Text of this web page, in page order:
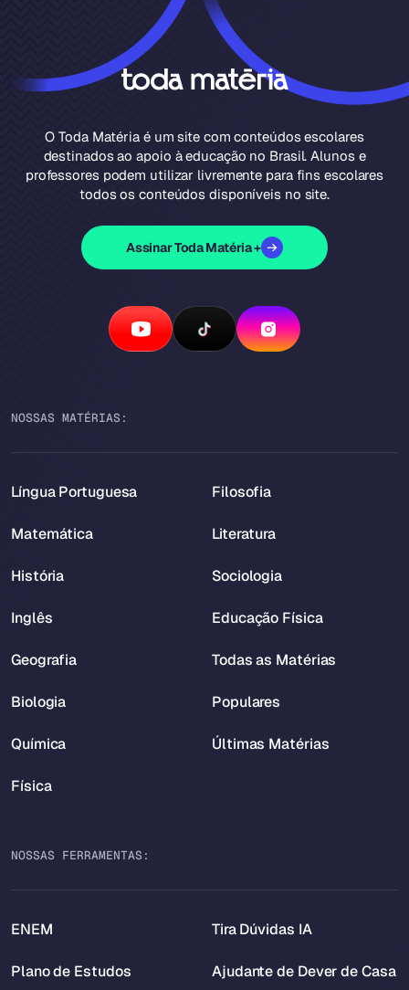
O Toda Matéria é um site com conteúdos escolares
destinados ao apoio à educação no Brasil. Alunos e
professores podem utilizar livremente para fins escolares
todos os conteúdos disponíveis no site.
Assinar Toda Matéria +
NOSSAS MATÉRIAS:
Língua Portuguesa
Matemática
História
Inglês
Geografia
Biologia
Química
Física
Filosofia
Literatura
Sociologia
Educação Física
Todas as Matérias
Populares
Últimas Matérias
NOSSAS FERRAMENTAS:
ENEM
Plano de Estudos
Tira Dúvidas IA
Ajudante de Dever de Casa